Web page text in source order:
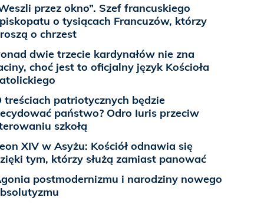
przez okno”. Szef francuskiego
o tysiącach Francuzów, którzy
o chrzest
dwie trzecie kardynałów nie zna
choć jest to oficjalny język Kościoła
treściach patriotycznych będzie
państwo? Odro Iuris przeciw
szkołą
XIV w Asyżu: Kościół odnawia się
tym, którzy służą zamiast panować
postmodernizmu i narodziny nowego